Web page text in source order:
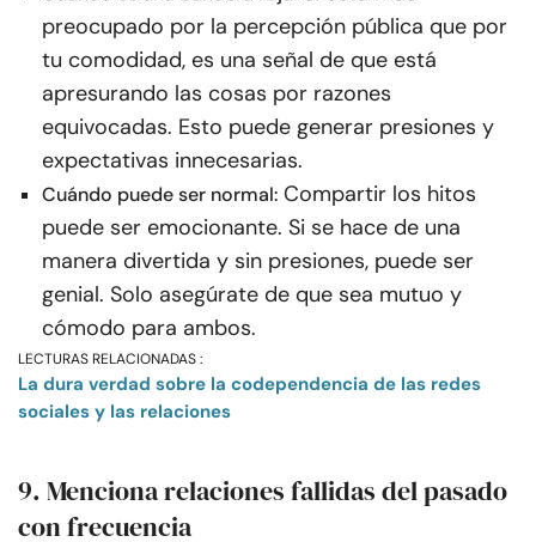
preocupado por la percepción pública que por
tu comodidad, es una señal de que está
apresurando las cosas por razones
equivocadas. Esto puede generar presiones y
expectativas innecesarias.
Cuándo puede ser normal: Compartir los hitos
puede ser emocionante. Si se hace de una
manera divertida y sin presiones, puede ser
genial. Solo asegúrate de que sea mutuo y
cómodo para ambos.
LECTURAS RELACIONADAS :
La dura verdad sobre la codependencia de las redes
sociales y las relaciones
9. Menciona relaciones fallidas del pasado
con frecuencia